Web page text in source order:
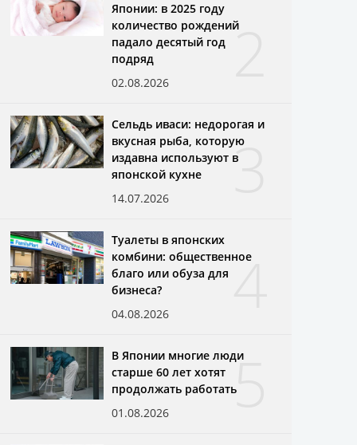
2
Японии: в 2025 году
количество рождений
падало десятый год
подряд
02.08.2026
3
Сельдь иваси: недорогая и
вкусная рыба, которую
издавна используют в
японской кухне
14.07.2026
4
Туалеты в японских
комбини: общественное
благо или обуза для
бизнеса?
04.08.2026
5
В Японии многие люди
старше 60 лет хотят
продолжать работать
01.08.2026